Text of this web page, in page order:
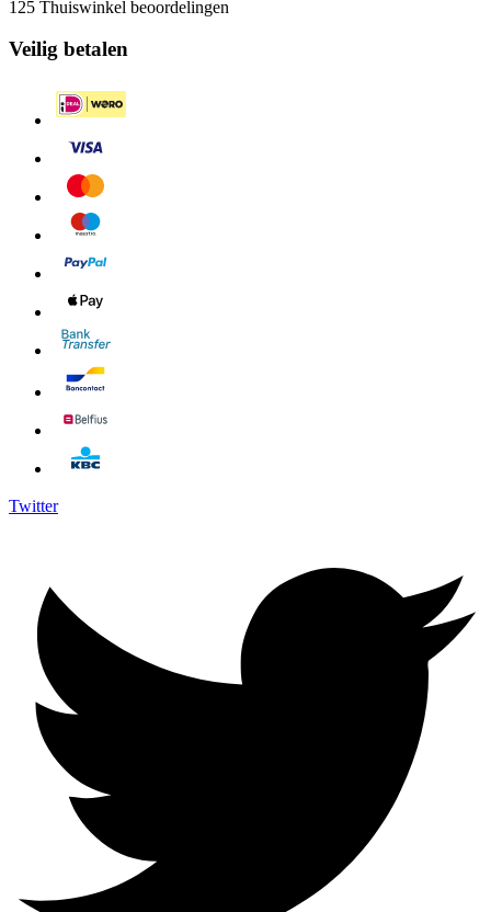
125 Thuiswinkel beoordelingen
Veilig betalen
Twitter